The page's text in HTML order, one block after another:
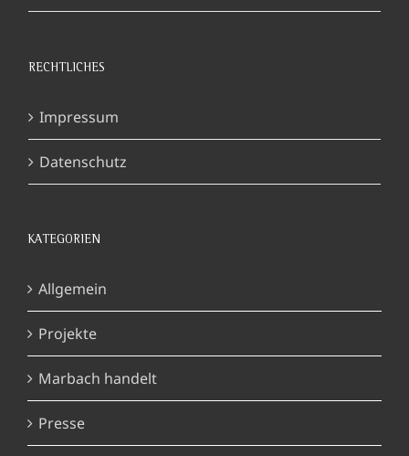
RECHTLICHES
Impressum
Datenschutz
KATEGORIEN
Allgemein
Projekte
Marbach handelt
Presse